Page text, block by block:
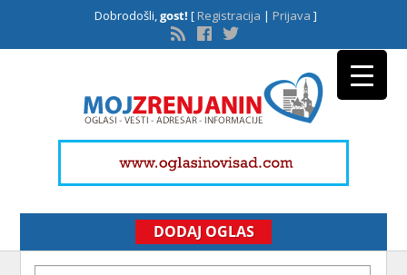
Dobrodošli,gost! [Registracija | Prijava ]
DODAJ OGLAS